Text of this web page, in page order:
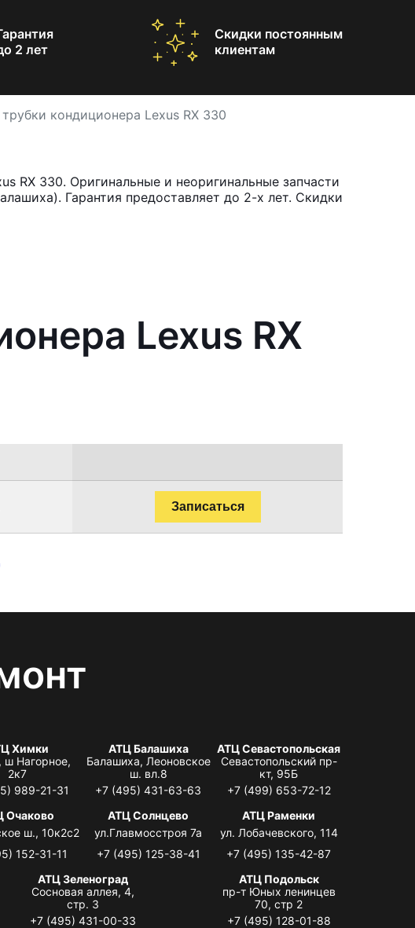
2 лет
Скидки постоянным
клиентам
кондиционера Lexus RX 330
RX 330. Оригинальные и неоригинальные запчасти
Гарантия предоставляет до 2-х лет. Скидки
Lexus RX
Записаться
Химки
ш Нагорное,
2к7
989-21-31
АТЦ Балашиха
Балашиха, Леоновское
ш. вл.8
+7 (495) 431-63-63
АТЦ Севастопольская
Севастопольский пр-
кт, 95Б
+7 (499) 653-72-12
Очаково
ш., 10к2с2
152-31-11
АТЦ Солнцево
ул.Главмосстроя 7а
+7 (495) 125-38-41
АТЦ Раменки
ул. Лобачевского, 114
+7 (495) 135-42-87
АТЦ Зеленоград
Сосновая аллея, 4,
стр. 3
+7 (495) 431-00-33
АТЦ Подольск
пр-т Юных ленинцев
70, стр 2
+7 (495) 128-01-88